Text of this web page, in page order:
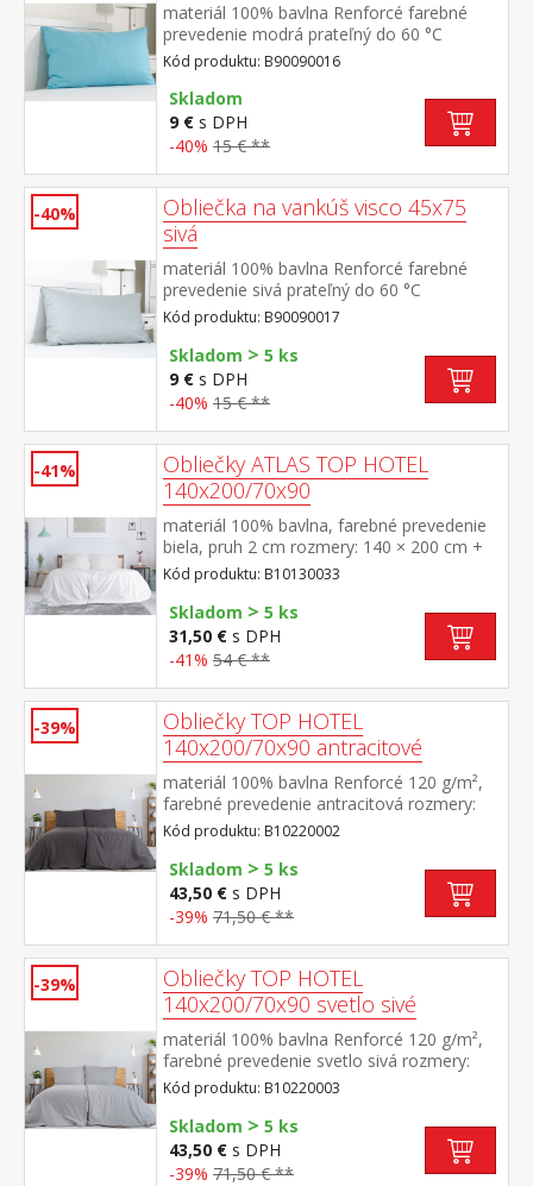
materiál 100% bavlna Renforcé farebné
prevedenie modrá prateľný do 60 °C
Kód produktu: B90090016
Skladom
9 € s DPH
-40% 15 € **
-40%
Obliečka na vankúš visco 45x75
sivá
materiál 100% bavlna Renforcé farebné
prevedenie sivá prateľný do 60 °C
Kód produktu: B90090017
Skladom > 5 ks
9 € s DPH
-40% 15 € **
-41%
Obliečky ATLAS TOP HOTEL
140x200/70x90
materiál 100% bavlna, farebné prevedenie
biela, pruh 2 cm rozmery: 140 × 200 cm +
70 × 90 cm odolné, nezrážavá úprava,
hotelový uzáver prateľné do 60 °C
Kód produktu: B10130033
Skladom > 5 ks
31,50 € s DPH
-41% 54 € **
-39%
Obliečky TOP HOTEL
140x200/70x90 antracitové
materiál 100% bavlna Renforcé 120 g/m²,
farebné prevedenie antracitová rozmery:
140 × 200 cm + 70 × 90 cm pevné, odolné,
stálofarebné, nezrážavá úprava, hotelový
uzáver prateľné do 60 °C
Kód produktu: B10220002
Skladom > 5 ks
43,50 € s DPH
-39% 71,50 € **
-39%
Obliečky TOP HOTEL
140x200/70x90 svetlo sivé
materiál 100% bavlna Renforcé 120 g/m²,
farebné prevedenie svetlo sivá rozmery:
140 × 200 cm + 70 × 90 cm pevné, odolné,
stálofarebné, nezrážavá úprava, hotelový
uzáver prateľné do 60 °C
Kód produktu: B10220003
Skladom > 5 ks
43,50 € s DPH
-39% 71,50 € **